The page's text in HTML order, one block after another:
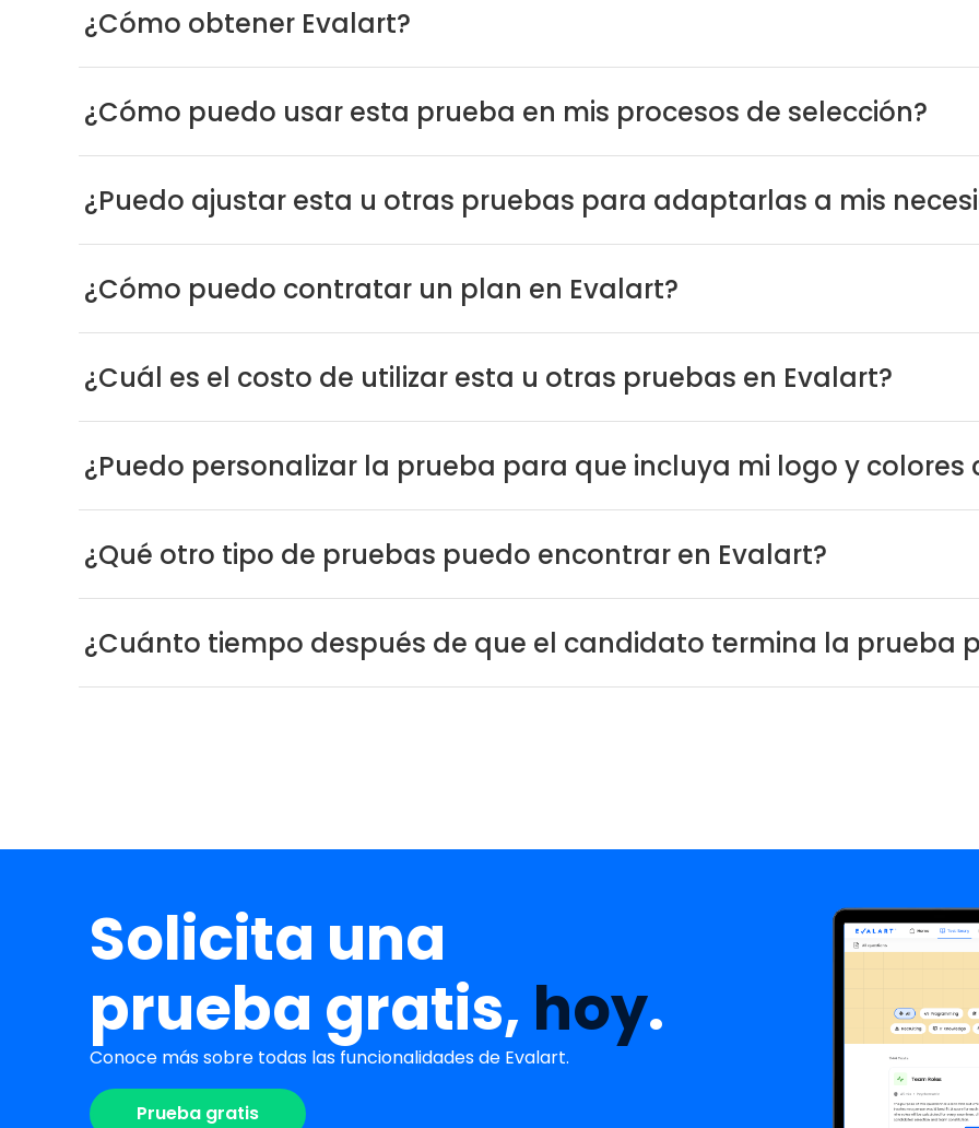
¿Cómo obtener Evalart?
¿Cómo puedo usar esta prueba en mis procesos de selección?
¿Puedo ajustar esta u otras pruebas para adaptarlas a mis
¿Cómo puedo contratar un plan en Evalart?
¿Cuál es el costo de utilizar esta u otras pruebas en Evalart?
¿Puedo personalizar la prueba para que incluya mi logo y colores
¿Qué otro tipo de pruebas puedo encontrar en Evalart?
¿Cuánto tiempo después de que el candidato termina la prueba
Solicita una
prueba gratis, hoy.
Conoce más sobre todas las funcionalidades de Evalart.
Prueba gratis